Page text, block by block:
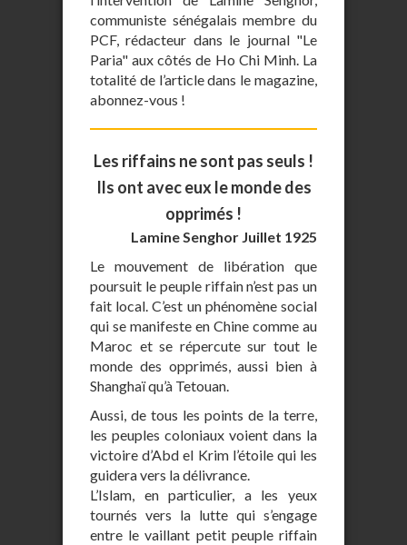
communiste sénégalais membre du
PCF, rédacteur dans le journal "Le
Paria" aux côtés de Ho Chi Minh. La
totalité de l’article dans le magazine,
abonnez-vous !
Les riffains ne sont pas seuls !
Ils ont avec eux le monde des
opprimés !
Lamine Senghor Juillet 1925
Le mouvement de libération que
poursuit le peuple riffain n’est pas un
fait local. C’est un phénomène social
qui se manifeste en Chine comme au
Maroc et se répercute sur tout le
monde des opprimés, aussi bien à
Shanghaï qu’à Tetouan.
Aussi, de tous les points de la terre,
les peuples coloniaux voient dans la
victoire d’Abd el Krim l’étoile qui les
guidera vers la délivrance.
L’Islam, en particulier, a les yeux
tournés vers la lutte qui s’engage
entre le vaillant petit peuple riffain